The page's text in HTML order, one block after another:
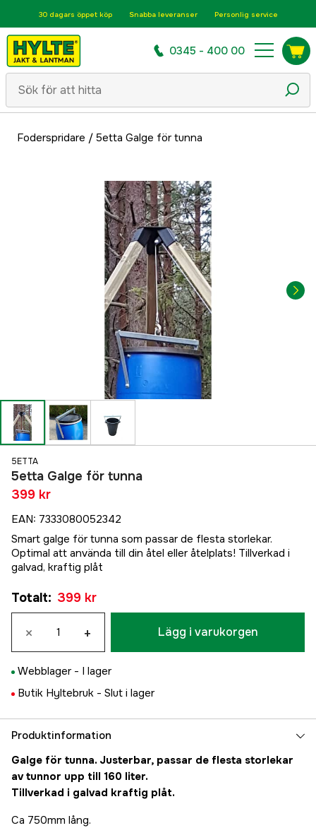
30 dagars öppet köp Snabba leveranser Personlig service
0345 - 400 00
Foderspridare / 5etta Galge för tunna
5ETTA
5etta Galge för tunna
399 kr
EAN: 7333080052342
Smart galge för tunna som passar de flesta storlekar.
Optimal att använda till din åtel eller åtelplats! Tillverkad i
galvad, kraftig plåt
Totalt: 399 kr
× + Lägg i varukorgen
Webblager - I lager
Butik Hyltebruk - Slut i lager
Produktinformation
Galge för tunna. Justerbar, passar de flesta storlekar
av tunnor upp till 160 liter.
Tillverkad i galvad kraftig plåt.
Ca 750mm lång.